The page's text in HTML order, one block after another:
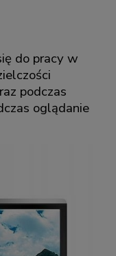
do pracy w
podczas
oglądanie